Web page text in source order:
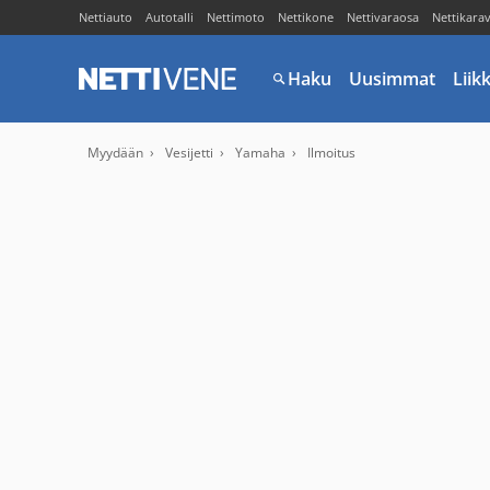
Nettiauto Autotalli Nettimoto Nettikone Nettivaraosa
Haku Uusimmat
Myydään Vesijetti Yamaha Ilmoitus